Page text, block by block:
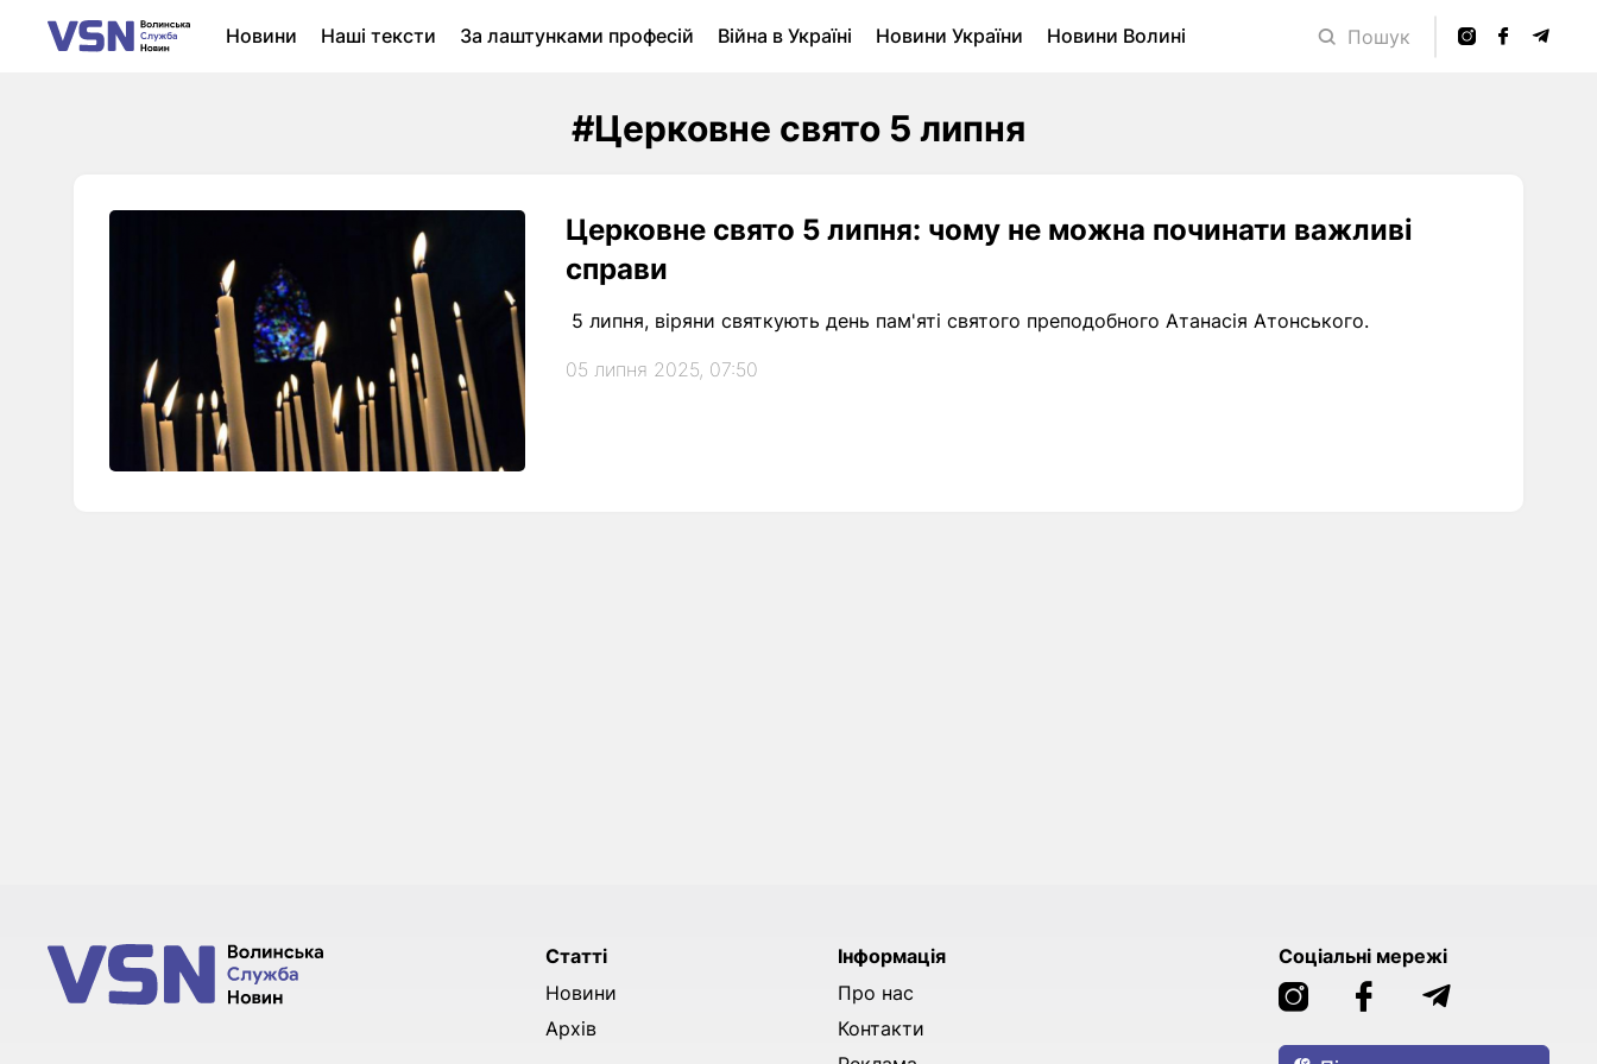
Новини Наші тексти За лаштунками професій Війна в Україні Новини України
Новини Волині
Пошук
#Церковне свято 5 липня
Церковне свято 5 липня: чому не можна починати важливі
справи
5 липня, віряни святкують день пам'яті святого преподобного Атанасія Атонського.
05 липня 2025, 07:50
Статті
Новини
Архів
Інформація
Про нас
Контакти
Соціальні мережі